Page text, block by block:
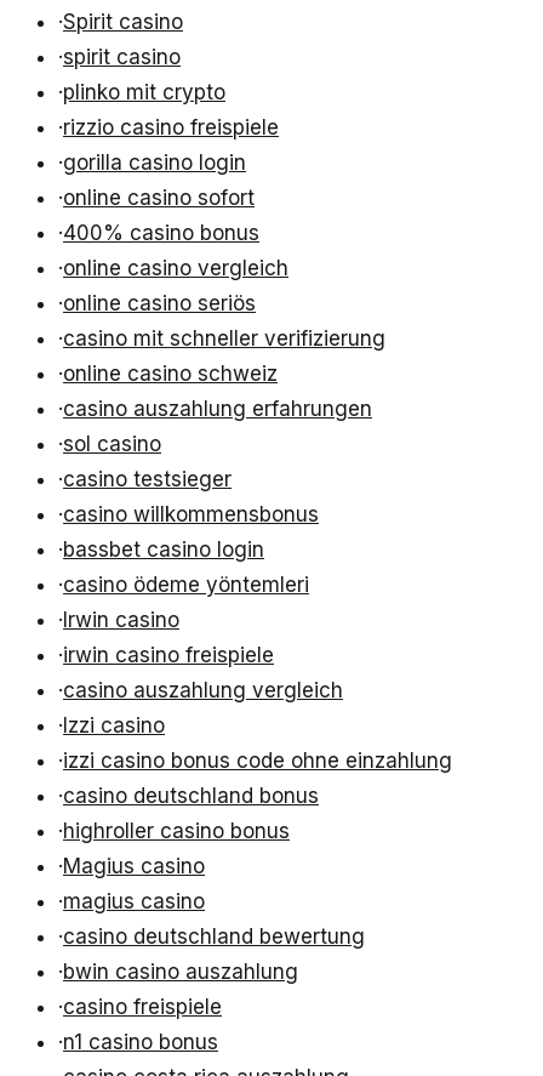
·Spirit casino
·spirit casino
·plinko mit crypto
·rizzio casino freispiele
·gorilla casino login
·online casino sofort
·400% casino bonus
·online casino vergleich
·online casino seriös
·casino mit schneller verifizierung
·online casino schweiz
·casino auszahlung erfahrungen
·sol casino
·casino testsieger
·casino willkommensbonus
·bassbet casino login
·casino ödeme yöntemleri
·Irwin casino
·irwin casino freispiele
·casino auszahlung vergleich
·Izzi casino
·izzi casino bonus code ohne einzahlung
·casino deutschland bonus
·highroller casino bonus
·Magius casino
·magius casino
·casino deutschland bewertung
·bwin casino auszahlung
·casino freispiele
·n1 casino bonus